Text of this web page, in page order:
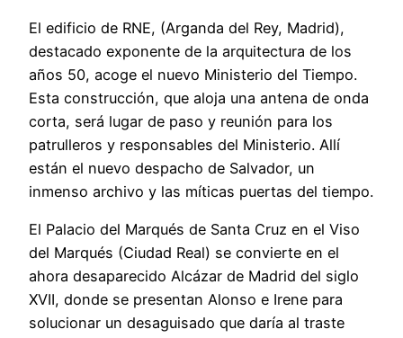
El edificio de RNE, (Arganda del Rey, Madrid),
destacado exponente de la arquitectura de los
años 50, acoge el nuevo Ministerio del Tiempo.
Esta construcción, que aloja una antena de onda
corta, será lugar de paso y reunión para los
patrulleros y responsables del Ministerio. Allí
están el nuevo despacho de Salvador, un
inmenso archivo y las míticas puertas del tiempo.
El Palacio del Marqués de Santa Cruz en el Viso
del Marqués (Ciudad Real) se convierte en el
ahora desaparecido Alcázar de Madrid del siglo
XVII, donde se presentan Alonso e Irene para
solucionar un desaguisado que daría al traste